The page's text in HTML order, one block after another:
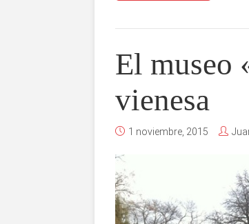
El museo
vienesa
1 noviembre, 2015